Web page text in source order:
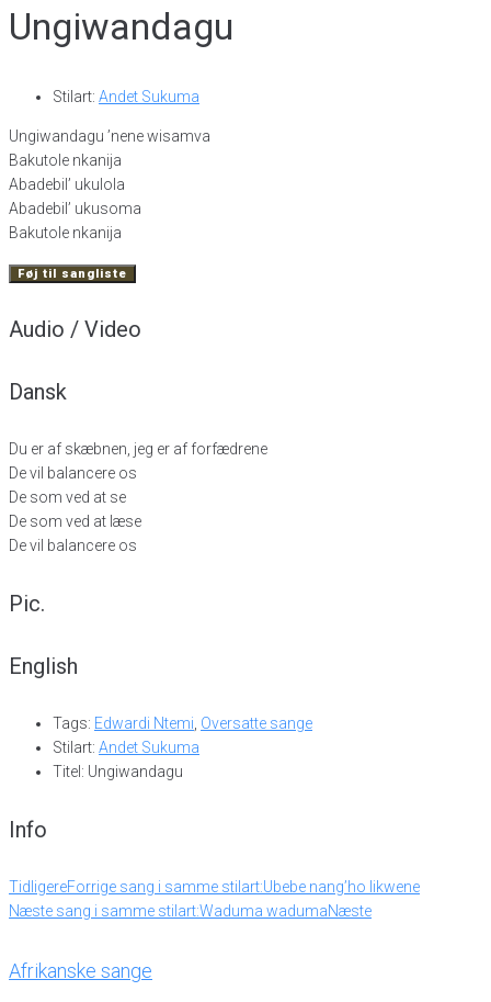
Ungiwandagu
Stilart: Andet Sukuma
Ungiwandagu ’nene wisamva
Bakutole nkanija
Abadebil’ ukulola
Abadebil’ ukusoma
Bakutole nkanija
Føj til sangliste
Audio / Video
Dansk
Du er af skæbnen, jeg er af forfædrene
De vil balancere os
De som ved at se
De som ved at læse
De vil balancere os
Pic.
English
Tags: Edwardi Ntemi, Oversatte sange
Stilart: Andet Sukuma
Titel: Ungiwandagu
Info
TidligereForrige sang i samme stilart:Ubebe nang’ho likwene
Næste sang i samme stilart:Waduma wadumaNæste
Afrikanske sange